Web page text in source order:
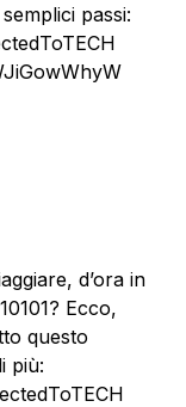
passi:
d’ora in
Ecco,
questo
più: